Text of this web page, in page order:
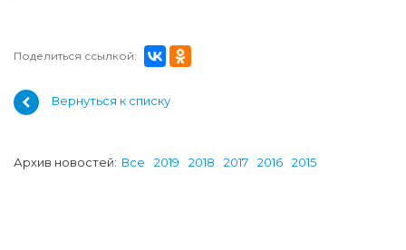
Поделиться ссылкой:
Вернуться к списку
Архив новостей: Все 2019 2018 2017 2016 2015